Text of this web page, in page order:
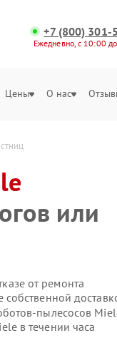
+7 (800) 301-
Ежедневно, с 10:00
Цены О нас
или
от ремонта
пылесосов
в течении часа